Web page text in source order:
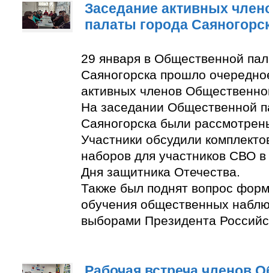
Заседание активных
палаты города
29 января в Общественной
Саяногорска прошло
активных членов
На заседании Общественной
Саяногорска были
Участники обсудили
наборов для участников СВО в
Дня защитника Отечества.
Также был поднят вопрос
обучения общественных
выборами Президента